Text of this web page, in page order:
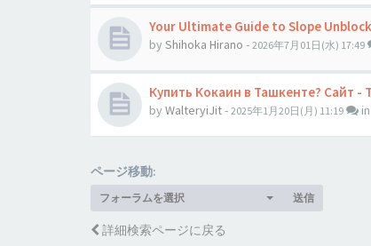
Your Ultimate Guide to Slope
by Shihoka Hirano - 2026年7月01日(水) 17:49
Купить Кокаин в Ташкенте? Сайт -
by WalteryiJit- 2025年1月20日(月) 11:19 in
ページ移動:
フォーラムを選択 送信
詳細検索ページに戻る